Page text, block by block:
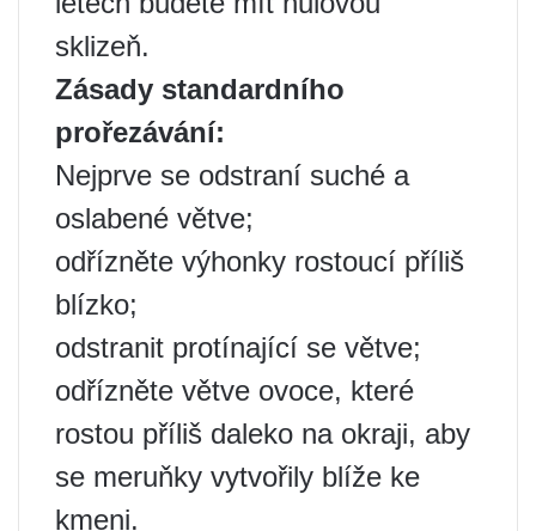
sklizeň.
Zásady standardního
prořezávání:
Nejprve se odstraní suché a
oslabené větve;
odřízněte výhonky rostoucí příliš
blízko;
odstranit protínající se větve;
odřízněte větve ovoce, které
rostou příliš daleko na okraji, aby
se meruňky vytvořily blíže ke
kmeni.